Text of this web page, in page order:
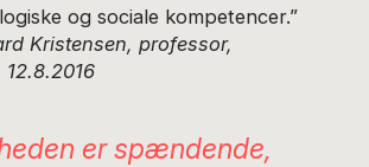
og sociale kompetencer.”
Kristensen, professor,
er spændende,